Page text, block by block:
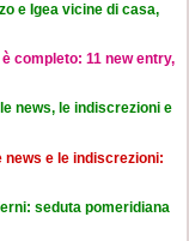
e Igea vicine di casa,
completo: 11 new entry,
news, le indiscrezioni e
news e le indiscrezioni:
seduta pomeridiana